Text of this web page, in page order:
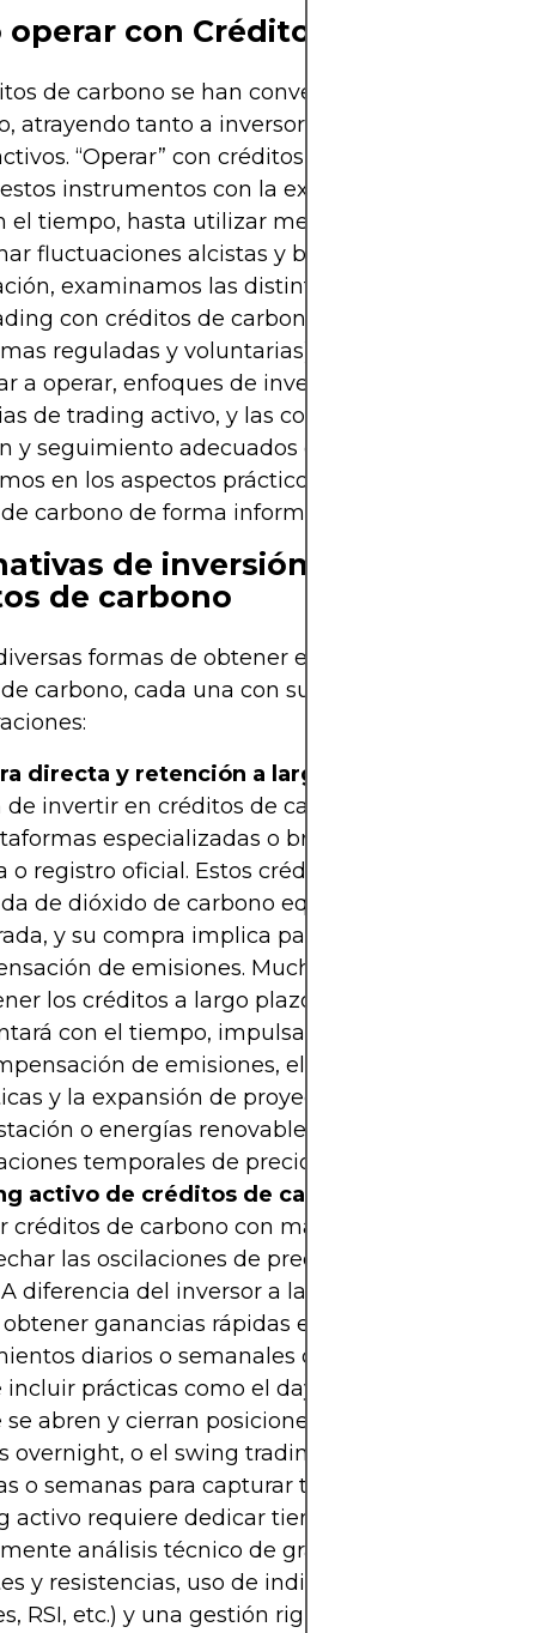
operar con Créditos de Carbono
de carbono se han convertido en un activo
atrayendo tanto a inversores a largo plazo
“Operar” con créditos de carbono abarca
instrumentos con la expectativa de que su
el tiempo, hasta utilizar mecanismos
fluctuaciones alcistas y bajistas en el corto
examinamos las distintas alternativas para
con créditos de carbono, los mercados
reguladas y voluntarias), los pasos generales
a operar, enfoques de inversión a largo plazo
de trading activo, y las consideraciones clave
y seguimiento adecuados de las operaciones.
en los aspectos prácticos de cómo operar
carbono de forma informada y segura.
de inversión y trading en
de carbono
formas de obtener exposición al valor de
carbono, cada una con sus características y
directa y retención a largo plazo:
de invertir en créditos de carbono es adquirirlos
especializadas o brókers y mantenerlos
o registro oficial. Estos créditos representan una
de dióxido de carbono equivalente (tCO2e)
y su compra implica participar en un
de emisiones. Muchos inversores optan
los créditos a largo plazo, anticipando que
con el tiempo, impulsado por la creciente
de emisiones, el fortalecimiento de
y la expansión de proyectos de
o energías renovables), aceptando las
temporales de precio.
activo de créditos de carbono:
créditos de carbono con mayor frecuencia para
las oscilaciones de precio en el corto o
diferencia del inversor a largo plazo, el trader
ganancias rápidas especulando con los
diarios o semanales del mercado de
incluir prácticas como el day trading
se abren y cierran posiciones el mismo día para
overnight, o el swing trading
o semanas para capturar tendencias
activo requiere dedicar tiempo al análisis del
análisis técnico de gráficos, identificando
y resistencias, uso de indicadores como
RSI, etc.) y una gestión rigurosa del riesgo